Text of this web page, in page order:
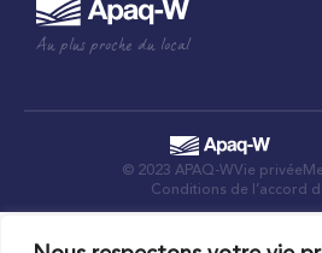
Au plus proche du local
© 2023 APAQ-WVie privée
Conditions de l’accord